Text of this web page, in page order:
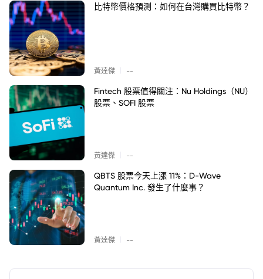
比特幣價格預測：如何在台灣購買比特幣？
黃達傑 --
Fintech 股票值得關注：Nu Holdings（NU）
股票、SOFI 股票
黃達傑 --
QBTS 股票今天上漲 11%：D-Wave
Quantum Inc. 發生了什麼事？
黃達傑 --